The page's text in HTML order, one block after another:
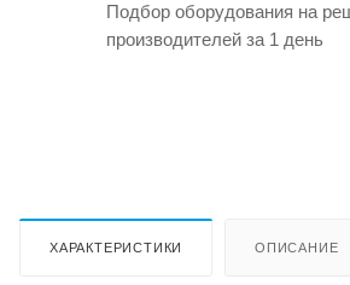
Подбор оборудования на
производителей за 1 день
ХАРАКТЕРИСТИКИ ОПИСАНИЕ